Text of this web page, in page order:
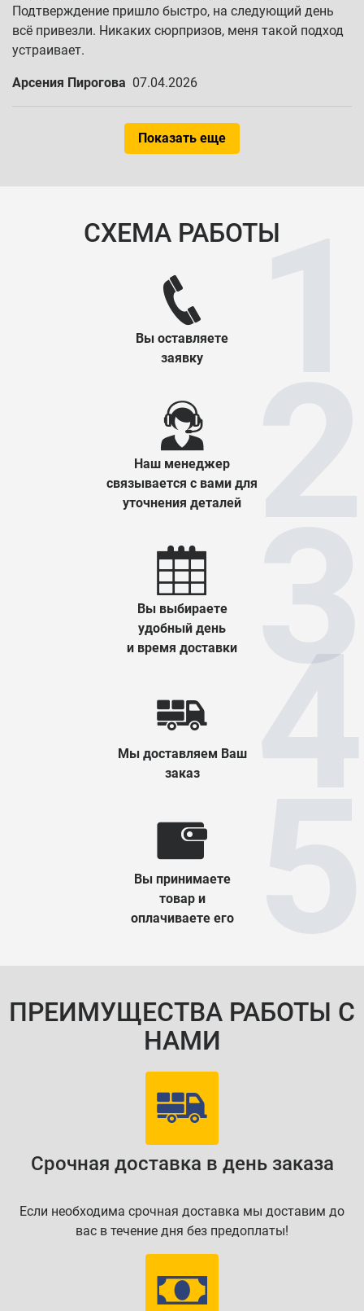
Подтверждение пришло быстро, на следующий день
всё привезли. Никаких сюрпризов, меня такой подход
устраивает.
Арсения Пирогова 07.04.2026
Показать еще
СХЕМА РАБОТЫ
Вы оставляете
заявку
Наш менеджер
связывается с вами для
уточнения деталей
Вы выбираете
удобный день
и время доставки
Мы доставляем Ваш
заказ
Вы принимаете
товар и
оплачиваете его
ПРЕИМУЩЕСТВА РАБОТЫ С
НАМИ
Срочная доставка в день заказа
Если необходима срочная доставка мы доставим до
вас в течение дня без предоплаты!